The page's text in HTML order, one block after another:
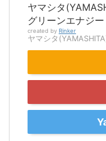
ヤマシタ
グリーンエナジ
created by Rinker
ヤマシタ